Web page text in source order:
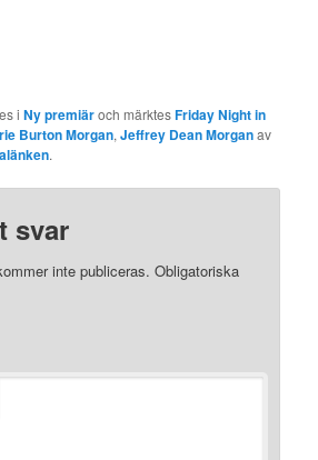
iNy premiäroch märktesFriday Night in
Burton Morgan,Jeffrey Dean Morganav
.
svar
inte publiceras. Obligatoriska